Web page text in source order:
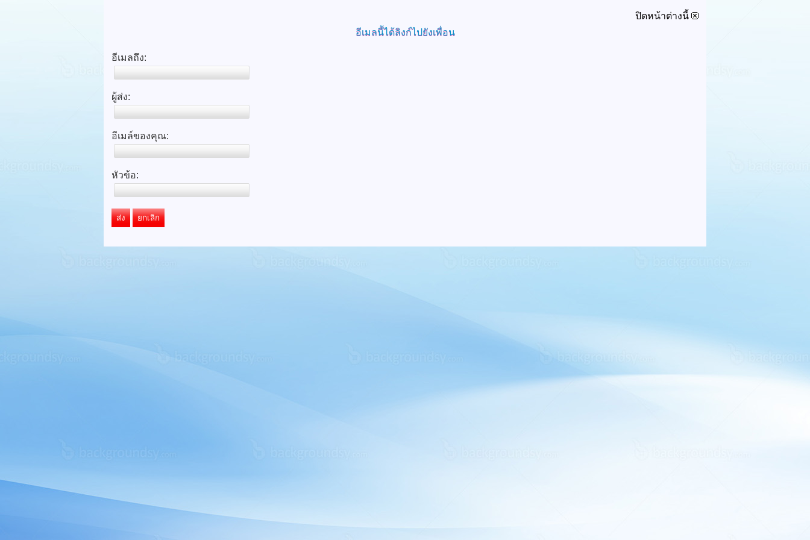
ปิดหน้าต่างนี้
อีเมลนี้ได้ลิงก์ไปยังเพื่อน
อีเมลถึง:
ผู้ส่ง:
อีเมล์ของคุณ:
หัวข้อ:
ส่ง ยกเลิก